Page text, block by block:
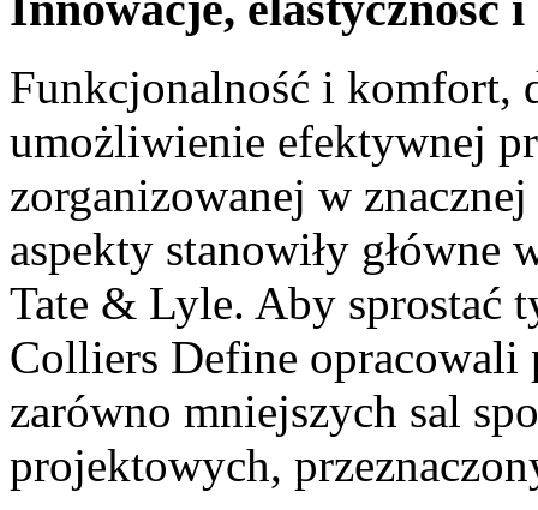
Funkcjonalność i komfort,
umożliwienie efektywnej
zorganizowanej w
aspekty stanowiły główne
Tate & Lyle. Aby sprostać
Colliers Define opracowali
zarówno mniejszych sal
projektowych,